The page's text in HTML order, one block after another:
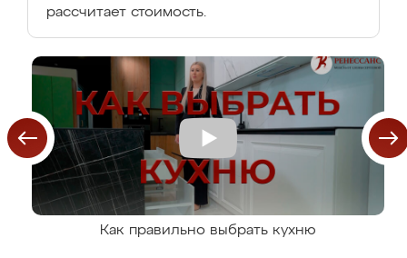
рассчитает стоимость.
Как правильно выбрать кухню